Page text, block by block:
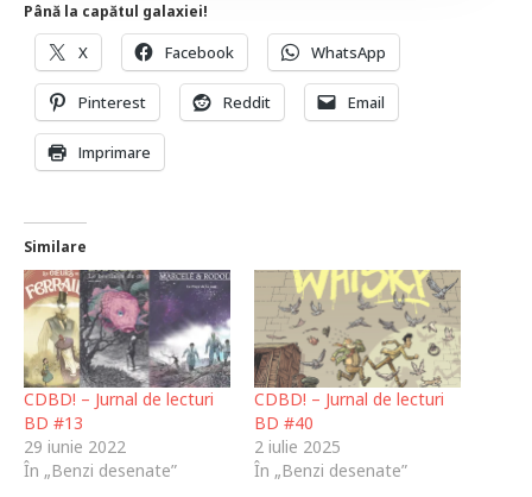
Până la capătul galaxiei!
X Facebook WhatsApp
Pinterest Reddit Email
Imprimare
Similare
CDBD! – Jurnal de lecturi
BD #13
29 iunie 2022
În „Benzi desenate”
CDBD! – Jurnal de lecturi
BD #40
2 iulie 2025
În „Benzi desenate”